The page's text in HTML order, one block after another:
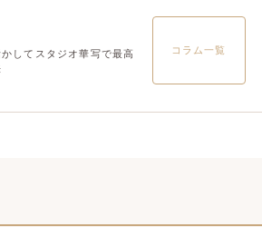
してスタジオ華写で最高
コラム一覧